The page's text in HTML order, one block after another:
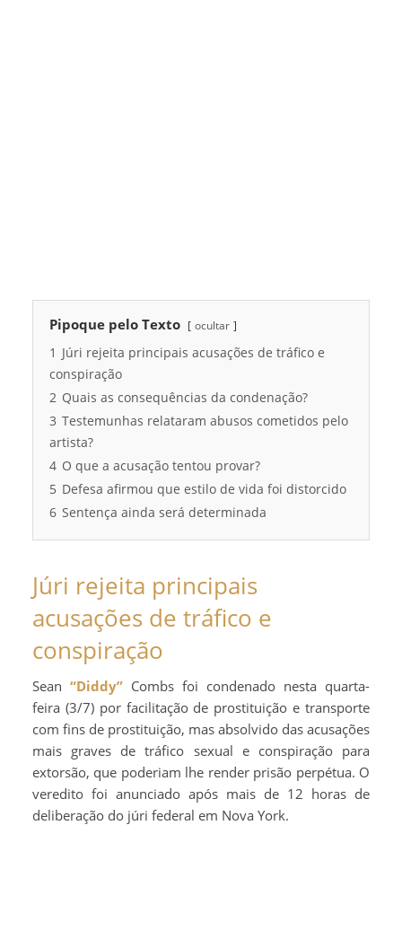
Pipoque pelo Texto ocultar
1 Júri rejeita principais acusações de tráfico e
conspiração
2 Quais as consequências da condenação?
3 Testemunhas relataram abusos cometidos pelo
artista?
4 O que a acusação tentou provar?
5 Defesa afirmou que estilo de vida foi distorcido
6 Sentença ainda será determinada
Júri rejeita principais
acusações de tráfico e
conspiração
Sean “Diddy” Combs foi condenado nesta quarta-
feira (3/7) por facilitação de prostituição e transporte
com fins de prostituição, mas absolvido das acusações
mais graves de tráfico sexual e conspiração para
extorsão, que poderiam lhe render prisão perpétua. O
veredito foi anunciado após mais de 12 horas de
deliberação do júri federal em Nova York.